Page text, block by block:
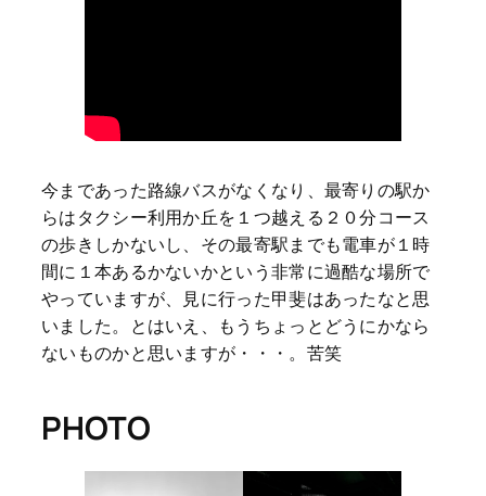
今まであった路線バスがなくなり、最寄りの駅か
らはタクシー利用か丘を１つ越える２０分コース
の歩きしかないし、その最寄駅までも電車が１時
間に１本あるかないかという非常に過酷な場所で
やっていますが、見に行った甲斐はあったなと思
いました。とはいえ、もうちょっとどうにかなら
ないものかと思いますが・・・。苦笑
PHOTO